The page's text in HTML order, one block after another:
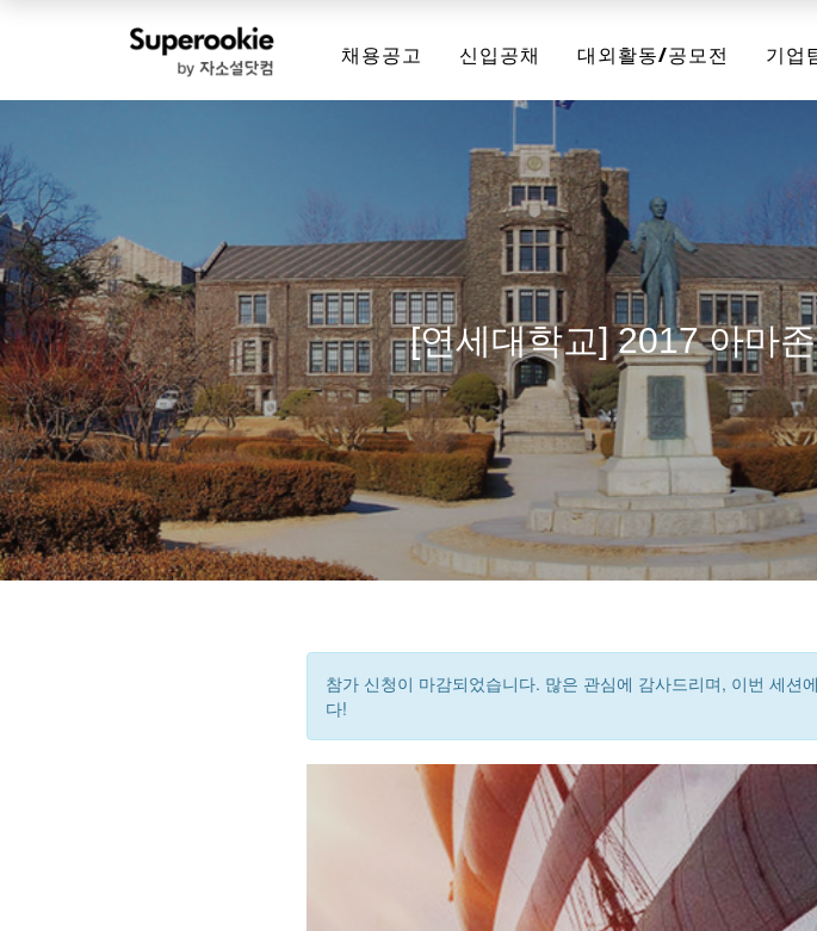
채용공고 신입공채 대외활동/공모전 기업
[연세대학교] 2017 아마
참가 신청이 마감되었습니다. 많은 관심에 감사드리며, 이번 세션
다!